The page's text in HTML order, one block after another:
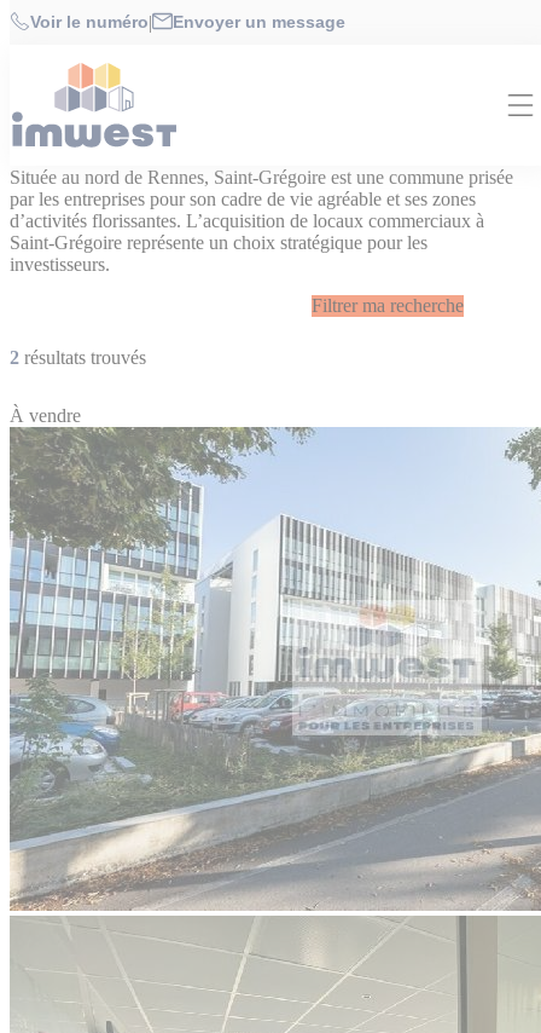
Cookies management panel
Voir le numéro| Envoyer un message
Accueil>Achat de locaux commerciaux Rennes & périphérie
Achat de locaux commerciaux à Saint-
Grégoire
Située au nord de Rennes, Saint-Grégoire est une commune prisée
par les entreprises pour son cadre de vie agréable et ses zones
d’activités florissantes. L’acquisition de locaux commerciaux à
Saint-Grégoire représente un choix stratégique pour les
investisseurs.
Filtrer ma recherche
2 résultats trouvés
À vendre